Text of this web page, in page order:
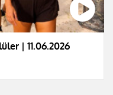
| 11.06.2026